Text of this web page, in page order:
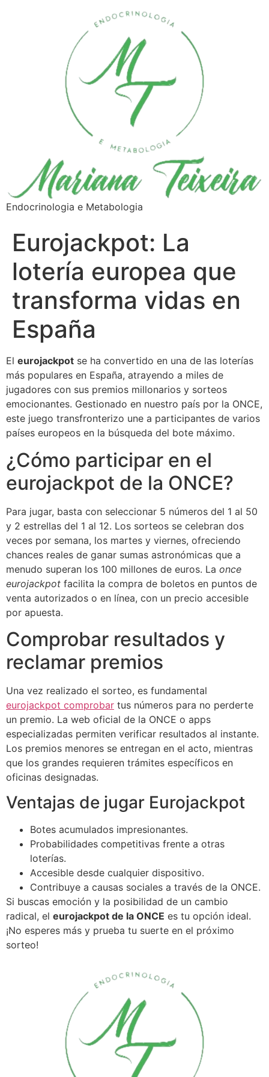
Endocrinologia e Metabologia
Eurojackpot: La
lotería europea que
transforma vidas en
España
El eurojackpot se ha convertido en una de las loterías
más populares en España, atrayendo a miles de
jugadores con sus premios millonarios y sorteos
emocionantes. Gestionado en nuestro país por la ONCE,
este juego transfronterizo une a participantes de varios
países europeos en la búsqueda del bote máximo.
¿Cómo participar en el
eurojackpot de la ONCE?
Para jugar, basta con seleccionar 5 números del 1 al 50
y 2 estrellas del 1 al 12. Los sorteos se celebran dos
veces por semana, los martes y viernes, ofreciendo
chances reales de ganar sumas astronómicas que a
menudo superan los 100 millones de euros. La once
eurojackpot facilita la compra de boletos en puntos de
venta autorizados o en línea, con un precio accesible
por apuesta.
Comprobar resultados y
reclamar premios
Una vez realizado el sorteo, es fundamental
eurojackpot comprobar tus números para no perderte
un premio. La web oficial de la ONCE o apps
especializadas permiten verificar resultados al instante.
Los premios menores se entregan en el acto, mientras
que los grandes requieren trámites específicos en
oficinas designadas.
Ventajas de jugar Eurojackpot
Botes acumulados impresionantes.
Probabilidades competitivas frente a otras
loterías.
Accesible desde cualquier dispositivo.
Contribuye a causas sociales a través de la ONCE.
Si buscas emoción y la posibilidad de un cambio
radical, el eurojackpot de la ONCE es tu opción ideal.
¡No esperes más y prueba tu suerte en el próximo
sorteo!